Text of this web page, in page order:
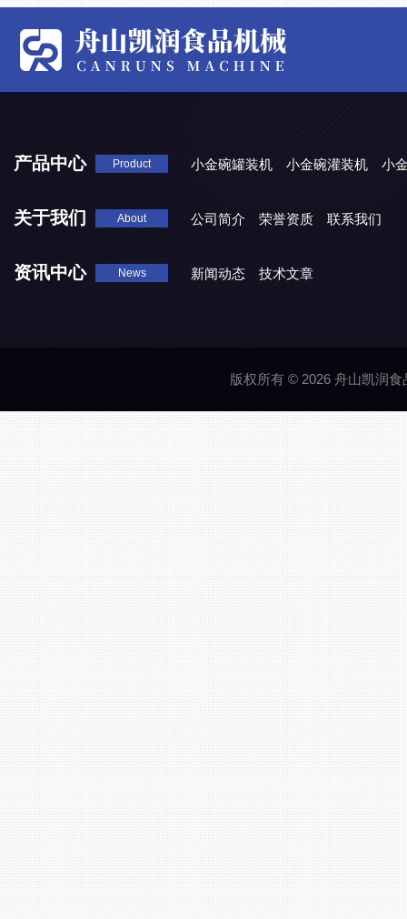
产品中心 Product 小金碗罐装机 小金碗灌装机 小
关于我们 About 公司简介 荣誉资质 联系我们
资讯中心 News 新闻动态 技术文章
版权所有 © 2026 舟山凯润